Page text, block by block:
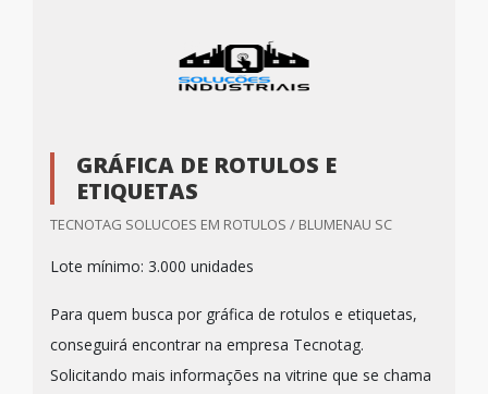
GRÁFICA DE ROTULOS E
ETIQUETAS
TECNOTAG SOLUCOES EM ROTULOS / BLUMENAU SC
Lote mínimo: 3.000 unidades
Para quem busca por gráfica de rotulos e etiquetas,
conseguirá encontrar na empresa Tecnotag.
Solicitando mais informações na vitrine que se chama